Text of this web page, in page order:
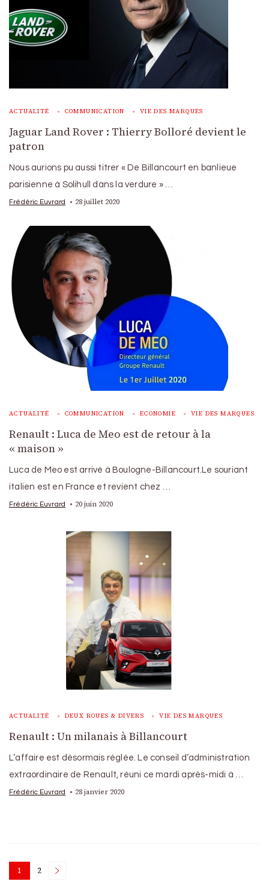
ACTUALITÉ COMMUNICATION VIE DES MARQUES
Jaguar Land Rover : Thierry Bolloré devient le
patron
Nous aurions pu aussi titrer « De Billancourt en banlieue
parisienne à Solihull dans la verdure » …
Frédéric Euvrard 28 juillet 2020
ACTUALITÉ COMMUNICATION ECONOMIE VIE DES MARQUES
Renault : Luca de Meo est de retour à la
« maison »
Luca de Meo est arrivé à Boulogne-Billancourt.Le souriant
italien est en France et revient chez …
Frédéric Euvrard 20 juin 2020
ACTUALITÉ DEUX ROUES & DIVERS VIE DES MARQUES
Renault : Un milanais à Billancourt
L’affaire est désormais réglée. Le conseil d’administration
extraordinaire de Renault, réuni ce mardi après-midi à …
Frédéric Euvrard 28 janvier 2020
Posts
Page
1 Page
2